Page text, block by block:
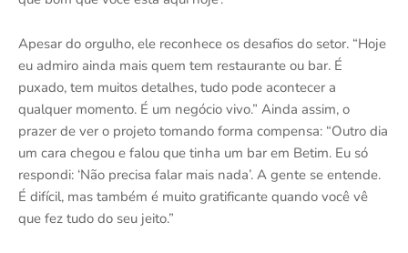
Apesar do orgulho, ele reconhece os desafios do setor. “Hoje
eu admiro ainda mais quem tem restaurante ou bar. É
puxado, tem muitos detalhes, tudo pode acontecer a
qualquer momento. É um negócio vivo.” Ainda assim, o
prazer de ver o projeto tomando forma compensa: “Outro dia
um cara chegou e falou que tinha um bar em Betim. Eu só
respondi: ‘Não precisa falar mais nada’. A gente se entende.
É difícil, mas também é muito gratificante quando você vê
que fez tudo do seu jeito.”